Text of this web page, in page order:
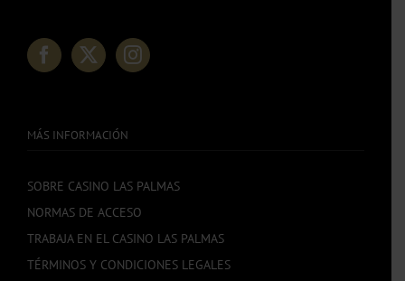
MÁS INFORMACIÓN
SOBRE CASINO LAS PALMAS
NORMAS DE ACCESO
TRABAJA EN EL CASINO LAS PALMAS
TÉRMINOS Y CONDICIONES LEGALES